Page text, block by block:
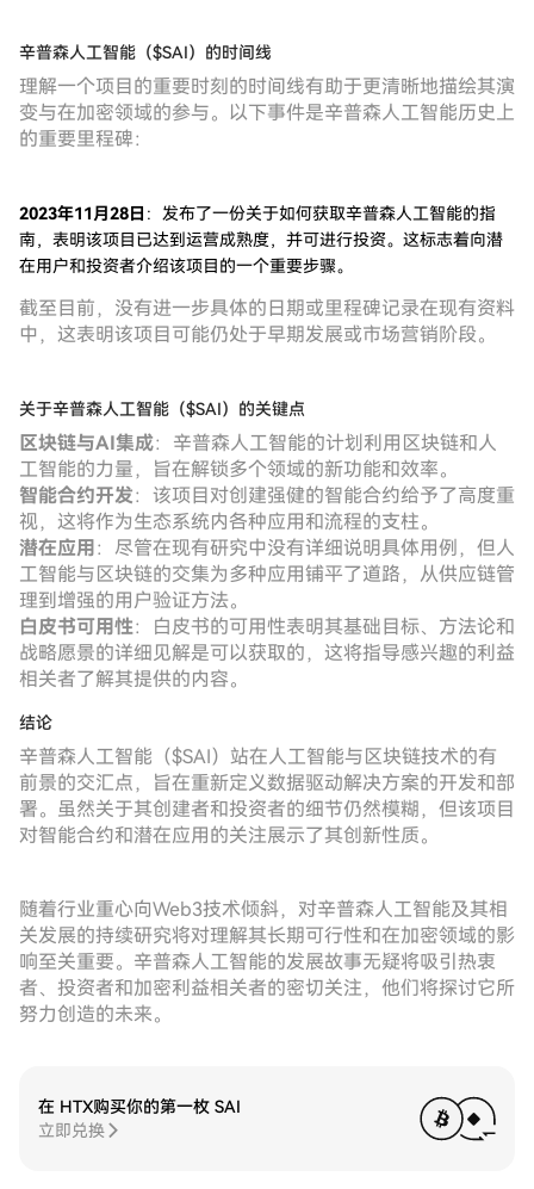
辛普森人工智能（$SAI）的时间线
理解一个项目的重要时刻的时间线有助于更清晰地描绘其演
变与在加密领域的参与。以下事件是辛普森人工智能历史上
的重要里程碑：
2023年11月28日 ：发布了一份关于如何获取辛普森人工智能的指
南，表明该项目已达到运营成熟度，并可进行投资。这标志着向潜
在用户和投资者介绍该项目的一个重要步骤。
截至目前，没有进一步具体的日期或里程碑记录在现有资料
中，这表明该项目可能仍处于早期发展或市场营销阶段。
关于辛普森人工智能（$SAI）的关键点
区块链与AI集成：辛普森人工智能的计划利用区块链和人
工智能的力量，旨在解锁多个领域的新功能和效率。
智能合约开发：该项目对创建强健的智能合约给予了高度重
视，这将作为生态系统内各种应用和流程的支柱。
潜在应用 ：尽管在现有研究中没有详细说明具体用例，但人
工智能与区块链的交集为多种应用铺平了道路，从供应链管
理到增强的用户验证方法。
白皮书可用性：白皮书的可用性表明其基础目标、方法论和
战略愿景的详细见解是可以获取的，这将指导感兴趣的利益
相关者了解其提供的内容。
结论
辛普森人工智能（$SAI）站在人工智能与区块链技术的有
前景的交汇点，旨在重新定义数据驱动解决方案的开发和部
署。虽然关于其创建者和投资者的细节仍然模糊，但该项目
对智能合约和潜在应用的关注展示了其创新性质。
随着行业重心向Web3技术倾斜，对辛普森人工智能及其相
关发展的持续研究将对理解其长期可行性和在加密领域的影
响至关重要。辛普森人工智能的发展故事无疑将吸引热衷
者、投资者和加密利益相关者的密切关注，他们将探讨它所
努力创造的未来。
在 HTX购买你的第一枚 SAI
立即兑换